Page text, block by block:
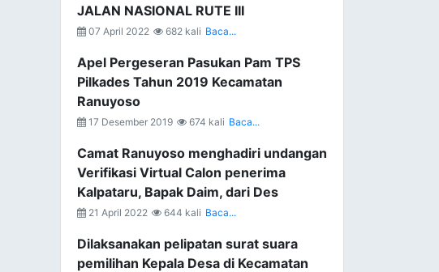
JALAN NASIONAL RUTE III
07 April 2022 682 kali Baca...
Apel Pergeseran Pasukan Pam TPS
Pilkades Tahun 2019 Kecamatan
Ranuyoso
17 Desember 2019 674 kali Baca...
Camat Ranuyoso menghadiri undangan
Verifikasi Virtual Calon penerima
Kalpataru, Bapak Daim, dari Des
21 April 2022 644 kali Baca...
Dilaksanakan pelipatan surat suara
pemilihan Kepala Desa di Kecamatan